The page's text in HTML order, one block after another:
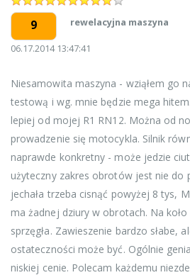
9 rewelacyjna maszyna
06.17.2014 13:47:41
Niesamowita maszyna - wziąłem go
testową i wg. mnie będzie mega
lepiej od mojej R1 RN12. Można od
prowadzenie się motocykla. Silnik
naprawde konkretny - może jedzie
użyteczny zakres obrotów jest nie do
jechała trzeba cisnąć powyżej 8 tys,
ma żadnej dziury w obrotach. Na
sprzęgła. Zawieszenie bardzo słabe,
ostateczności może być. Ogólnie
niskiej cenie. Polecam każdemu